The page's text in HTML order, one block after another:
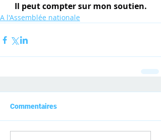
Il peut compter sur mon soutien.
A l'Assemblée nationale
Commentaires